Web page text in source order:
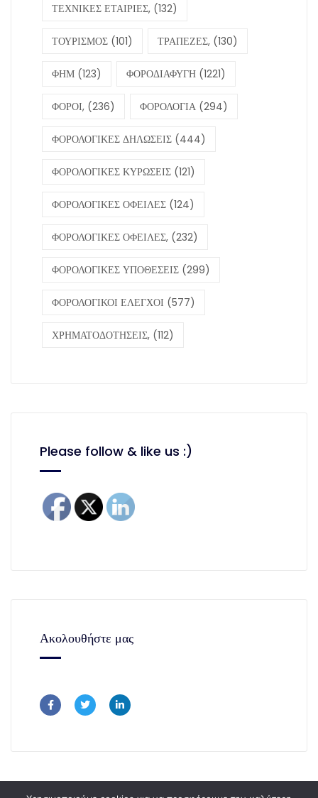
ΤΕΧΝΙΚΕΣ ΕΤΑΙΡΙΕΣ, (132)
ΤΟΥΡΙΣΜΟΣ (101) ΤΡΑΠΕΖΕΣ, (130)
ΦΗΜ (123) ΦΟΡΟΔΙΑΦΥΓΗ (1221)
ΦΟΡΟΙ, (236) ΦΟΡΟΛΟΓΙΑ (294)
ΦΟΡΟΛΟΓΙΚΕΣ ΔΗΛΩΣΕΙΣ (444)
ΦΟΡΟΛΟΓΙΚΕΣ ΚΥΡΩΣΕΙΣ (121)
ΦΟΡΟΛΟΓΙΚΕΣ ΟΦΕΙΛΕΣ (124)
ΦΟΡΟΛΟΓΙΚΕΣ ΟΦΕΙΛΕΣ, (232)
ΦΟΡΟΛΟΓΙΚΕΣ ΥΠΟΘΕΣΕΙΣ (299)
ΦΟΡΟΛΟΓΙΚΟΙ ΕΛΕΓΧΟΙ (577)
ΧΡΗΜΑΤΟΔΟΤΗΣΕΙΣ, (112)
Please follow & like us :)
Ακολουθήστε μας